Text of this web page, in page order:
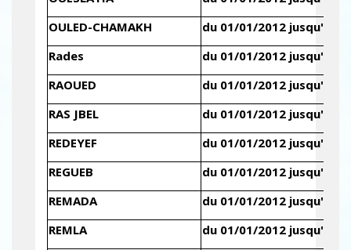
OULED-CHAMAKH
du 01/01/2012 jusqu'au
Rades
du 01/01/2012 jusqu'au
RAOUED
du 01/01/2012 jusqu'au
RAS JBEL
du 01/01/2012 jusqu'au
REDEYEF
du 01/01/2012 jusqu'au
REGUEB
du 01/01/2012 jusqu'au
REMADA
du 01/01/2012 jusqu'au
REMLA
du 01/01/2012 jusqu'au